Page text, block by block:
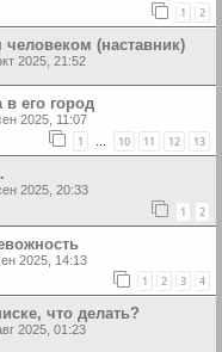
1 2
(наставник)
2025, 21:52
его город
2025, 11:07
1 … 10 11 12 13
2025, 20:33
1 2
2025, 14:13
1 2 3 4
что делать?
2025, 01:23